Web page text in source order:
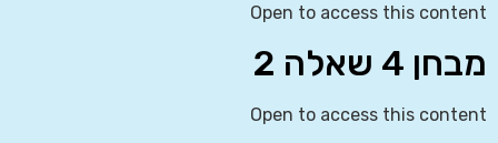
Open to access this content
מבחן 4 שאלה 2
Open to access this content